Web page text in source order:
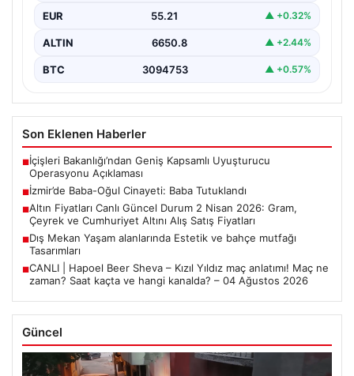
EUR 55.21 ▲ +0.32%
ALTIN 6650.8 ▲ +2.44%
BTC 3094753 ▲ +0.57%
Son Eklenen Haberler
■İçişleri Bakanlığı’ndan Geniş Kapsamlı Uyuşturucu
Operasyonu Açıklaması
■İzmir’de Baba-Oğul Cinayeti: Baba Tutuklandı
■Altın Fiyatları Canlı Güncel Durum 2 Nisan 2026: Gram,
Çeyrek ve Cumhuriyet Altını Alış Satış Fiyatları
■Dış Mekan Yaşam alanlarında Estetik ve bahçe mutfağı
Tasarımları
■CANLI | Hapoel Beer Sheva – Kızıl Yıldız maç anlatımı! Maç ne
zaman? Saat kaçta ve hangi kanalda? – 04 Ağustos 2026
Güncel